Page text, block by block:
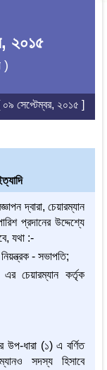
২০১৫
)
০৯ সেপ্টেম্বর, ২০১৫ ]
দ্বারা, চেয়ারম্যান
প্রদানের উদ্দেশ্যে
যথা :-
- সভাপতি;
চেয়ারম্যান কর্তৃক
উপ-ধারা (১) এ বর্ণিত
সদস্য হিসাবে